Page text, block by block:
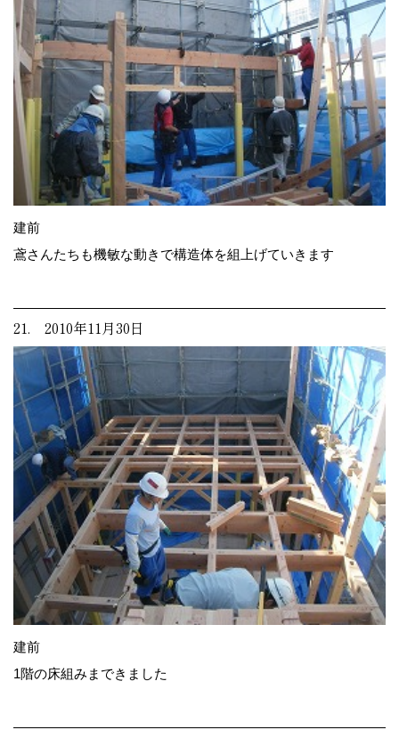
建前
鳶さんたちも機敏な動きで構造体を組上げていきます
21. 2010年11月30日
建前
1階の床組みまできました